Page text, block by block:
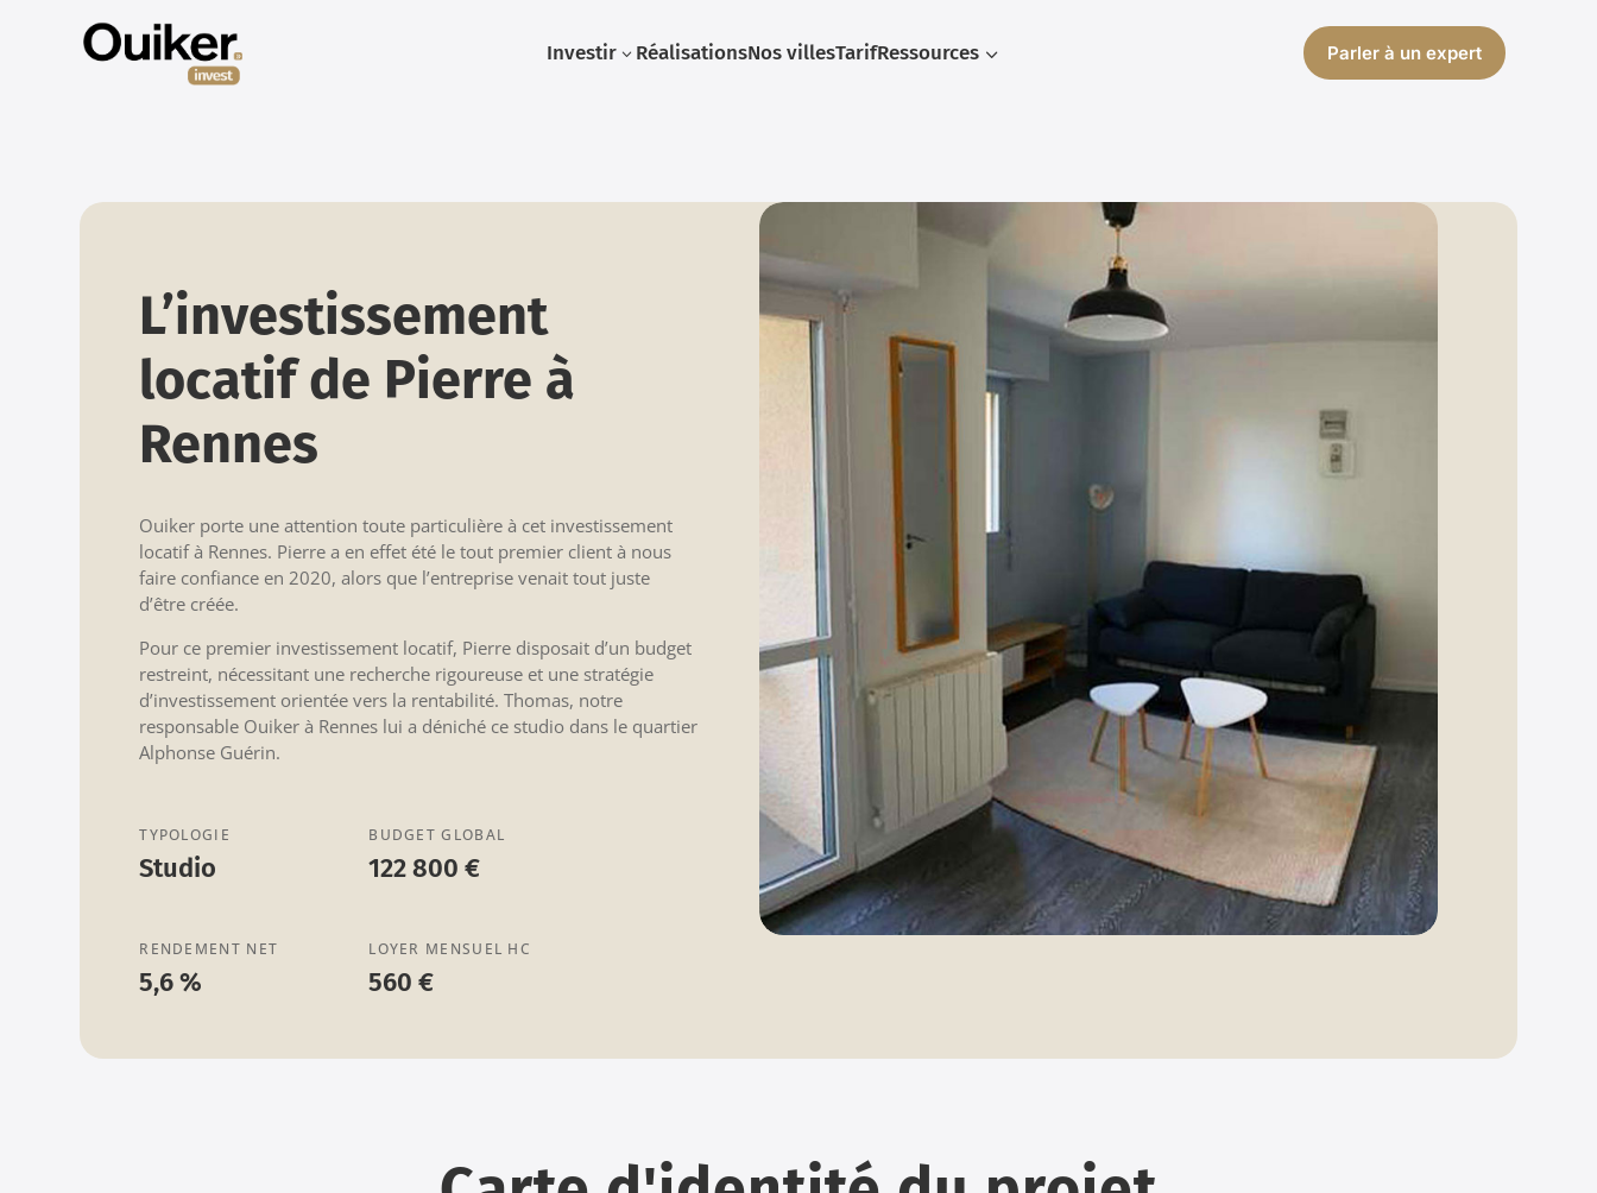
3
Investir RéalisationsNos villesTarif 3
Ressources Parler à un expert
L’investissement
locatif de Pierre à
Rennes
Ouiker porte une attention toute particulière à cet investissement
locatif à Rennes. Pierre a en effet été le tout premier client à nous
faire confiance en 2020, alors que l’entreprise venait tout juste
d’être créée.
Pour ce premier investissement locatif, Pierre disposait d’un budget
restreint, nécessitant une recherche rigoureuse et une stratégie
d’investissement orientée vers la rentabilité. Thomas, notre
responsable Ouiker à Rennes lui a déniché ce studio dans le quartier
Alphonse Guérin.
TYPOLOGIE
Studio
BUDGET GLOBAL
122 800 €
RENDEMENT NET
5,6 %
LOYER MENSUEL HC
560 €